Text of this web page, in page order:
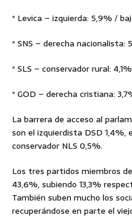
* Levica – izquierda: 5,9% /
* SNS – derecha nacionalista:
* SLS – conservador rural:
* GOD – derecha cristiana:
La barrera de acceso al
son el izquierdista DSD
conservador NLS 0,5%.
Los tres partidos miembros
43,6%, subiendo 13,3%
También suben mucho los
recuperándose en parte el